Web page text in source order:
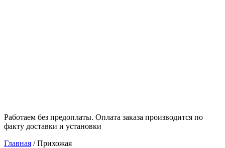
Работаем без предоплаты. Оплата заказа производится по
факту доставки и установки
Главная /Прихожая